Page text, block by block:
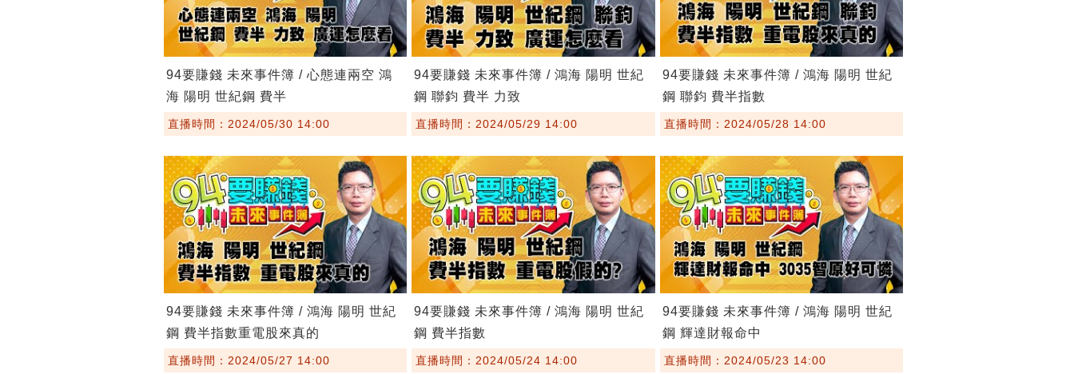
94要賺錢 未來事件簿 / 心態連兩空 鴻
海 陽明 世紀鋼 費半
直播時間：2024/05/30 14:00
94要賺錢 未來事件簿 / 鴻海 陽明 世紀
鋼 聯鈞 費半 力致
直播時間：2024/05/29 14:00
94要賺錢 未來事件簿 / 鴻海 陽明 世紀
鋼 聯鈞 費半指數
直播時間：2024/05/28 14:00
94要賺錢 未來事件簿 / 鴻海 陽明 世紀
鋼 費半指數重電股來真的
直播時間：2024/05/27 14:00
94要賺錢 未來事件簿 / 鴻海 陽明 世紀
鋼 費半指數
直播時間：2024/05/24 14:00
94要賺錢 未來事件簿 / 鴻海 陽明 世紀
鋼 輝達財報命中
直播時間：2024/05/23 14:00